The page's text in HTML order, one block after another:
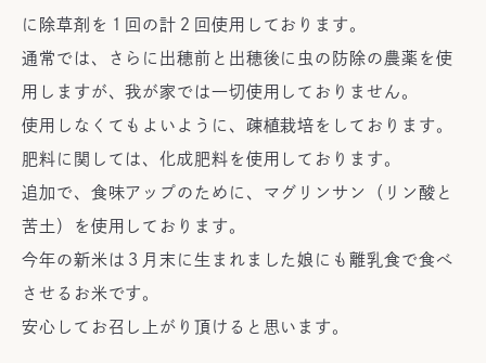
に除草剤を１回の計２回使用しております。
通常では、さらに出穂前と出穂後に虫の防除の農薬を使
用しますが、我が家では一切使用しておりません。
使用しなくてもよいように、疎植栽培をしております。
肥料に関しては、化成肥料を使用しております。
追加で、食味アップのために、マグリンサン（リン酸と
苦土）を使用しております。
今年の新米は３月末に生まれました娘にも離乳食で食べ
させるお米です。
安心してお召し上がり頂けると思います。